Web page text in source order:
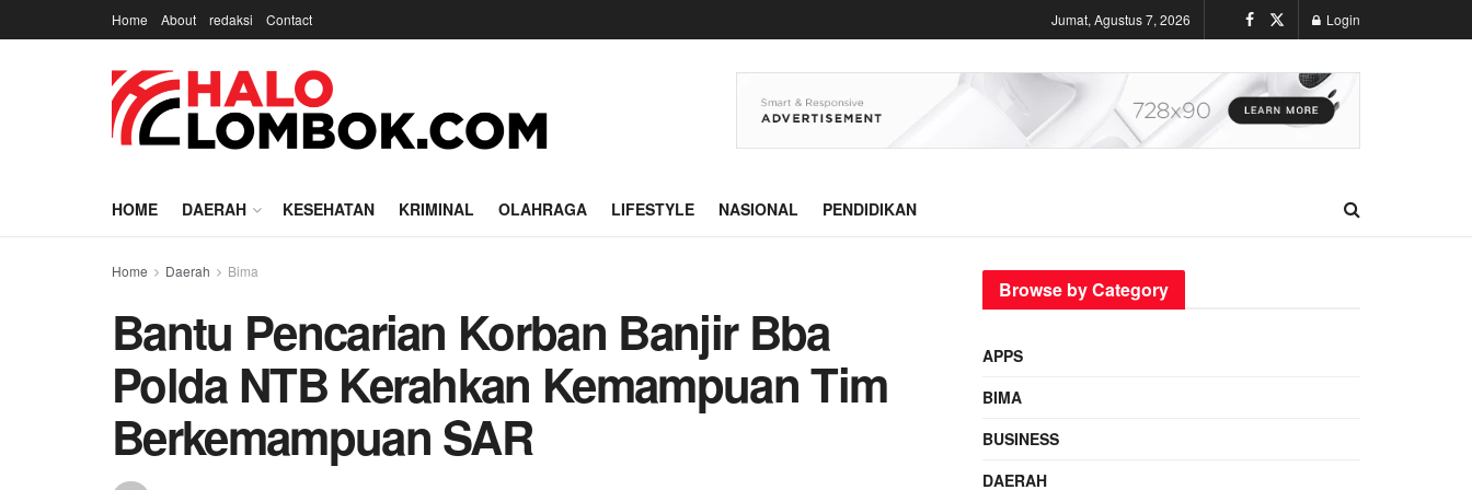
Home About redaksi Contact Jumat, Agustus 7, 2026 Login
HOME DAERAH KESEHATAN KRIMINAL OLAHRAGA LIFESTYLE NASIONAL PENDIDIKAN
Home Daerah Bima
Bantu Pencarian Korban Banjir Bba
Polda NTB Kerahkan Kemampuan Tim
Berkemampuan SAR
Browse by Category
APPS
BIMA
BUSINESS
DAERAH